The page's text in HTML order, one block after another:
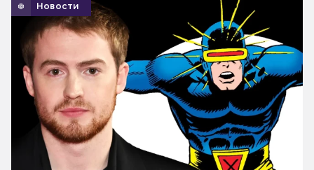
Новости